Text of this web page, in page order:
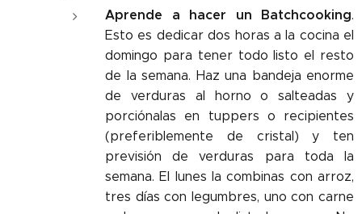
Aprende a hacer un Batchcooking.
Esto es dedicar dos horas a la cocina el
domingo para tener todo listo el resto
de la semana. Haz una bandeja enorme
de verduras al horno o salteadas y
porciónalas en tuppers o recipientes
(preferiblemente de cristal) y ten
previsión de verduras para toda la
semana. El lunes la combinas con arroz,
tres días con legumbres, uno con carne